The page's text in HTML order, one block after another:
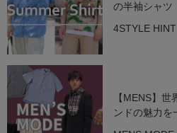
の半袖シャツ
4STYLE HINT
【MENS】
ンドの魅力を